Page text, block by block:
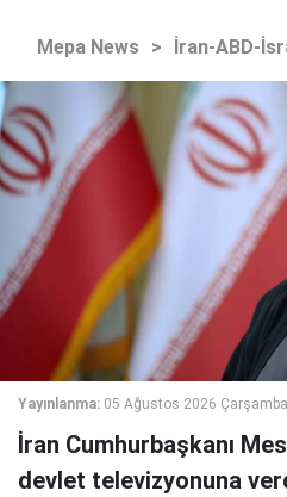
Mepa News > İran-ABD-
Yayınlanma: 05 Ağustos 2026
İran Cumhurbaşkanı
devlet televizyonuna